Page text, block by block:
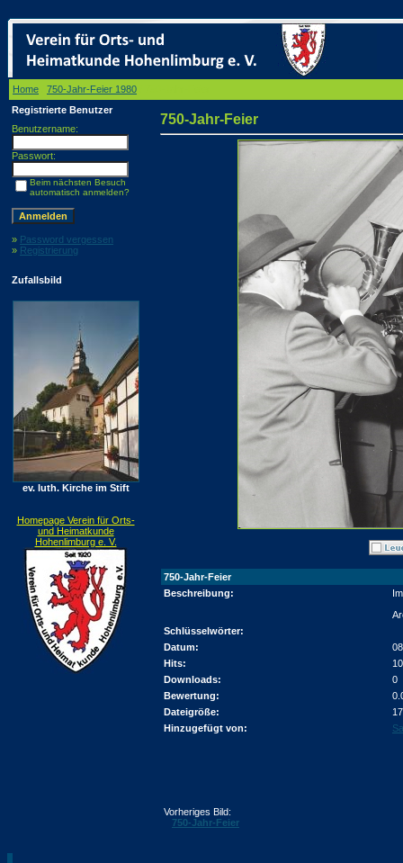
Home 750-Jahr-Feier 1980
Registrierte Benutzer
Benutzername:
Passwort:
Beim nächsten Besuch
automatisch anmelden?
» Password vergessen
» Registrierung
Zufallsbild
ev. luth. Kirche im Stift
Homepage Verein für Orts-
und Heimatkunde
Hohenlimburg e. V.
750-Jahr-Feier
750-Jahr-Feier
Beschreibung:
Schlüsselwörter:
Datum:
Hits:
Downloads:
0
Bewertung:
Dateigröße:
Hinzugefügt von:
Vorheriges Bild:
750-Jahr-Feier